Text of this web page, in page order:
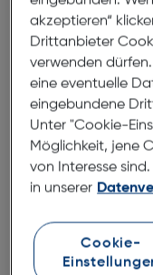
Diese leichte
Design und ihre
bunten Farben ist
jedem Outfit das
Lesen im Park
Lesehilfe ziehst du
ihrem
das Lesen noch
akzeptieren“
Drittanbieter
verwenden
eine eventuelle
eingebundene
Unter "Cookie-
Möglichkeit, jene
von Interesse
in unserer
Cookie-